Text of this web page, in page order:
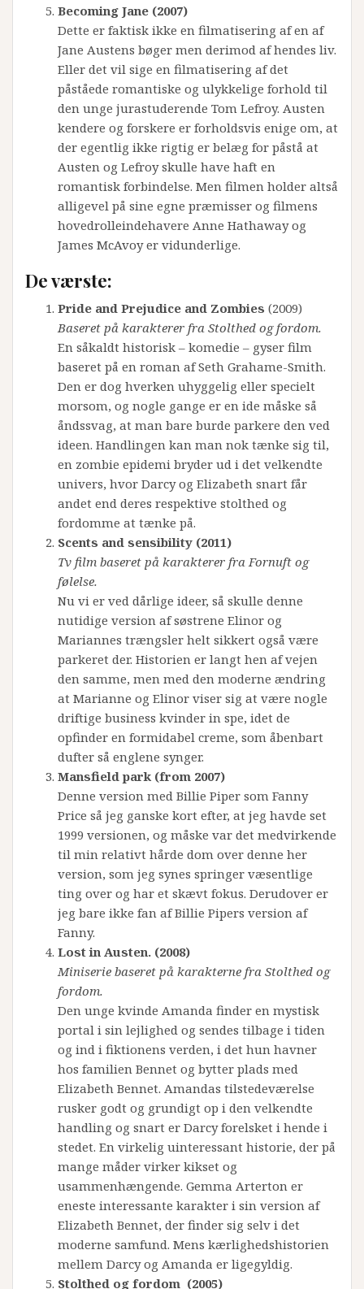
Becoming Jane (2007)
Dette er faktisk ikke en filmatisering af en af
Jane Austens bøger men derimod af hendes liv.
Eller det vil sige en filmatisering af det
påståede romantiske og ulykkelige forhold til
den unge jurastuderende Tom Lefroy. Austen
kendere og forskere er forholdsvis enige om, at
der egentlig ikke rigtig er belæg for påstå at
Austen og Lefroy skulle have haft en
romantisk forbindelse. Men filmen holder altså
alligevel på sine egne præmisser og filmens
hovedrolleindehavere Anne Hathaway og
James McAvoy er vidunderlige.
De værste:
Pride and Prejudice and Zombies (2009)
Baseret på karakterer fra Stolthed og fordom.
En såkaldt historisk – komedie – gyser film
baseret på en roman af Seth Grahame-Smith.
Den er dog hverken uhyggelig eller specielt
morsom, og nogle gange er en ide måske så
åndssvag, at man bare burde parkere den ved
ideen. Handlingen kan man nok tænke sig til,
en zombie epidemi bryder ud i det velkendte
univers, hvor Darcy og Elizabeth snart får
andet end deres respektive stolthed og
fordomme at tænke på.
Scents and sensibility (2011)
Tv film baseret på karakterer fra Fornuft og
følelse.
Nu vi er ved dårlige ideer, så skulle denne
nutidige version af søstrene Elinor og
Mariannes trængsler helt sikkert også være
parkeret der. Historien er langt hen af vejen
den samme, men med den moderne ændring
at Marianne og Elinor viser sig at være nogle
driftige business kvinder in spe, idet de
opfinder en formidabel creme, som åbenbart
dufter så englene synger.
Mansfield park (from 2007)
Denne version med Billie Piper som Fanny
Price så jeg ganske kort efter, at jeg havde set
1999 versionen, og måske var det medvirkende
til min relativt hårde dom over denne her
version, som jeg synes springer væsentlige
ting over og har et skævt fokus. Derudover er
jeg bare ikke fan af Billie Pipers version af
Fanny.
Lost in Austen. (2008)
Miniserie baseret på karakterne fra Stolthed og
fordom.
Den unge kvinde Amanda finder en mystisk
portal i sin lejlighed og sendes tilbage i tiden
og ind i fiktionens verden, i det hun havner
hos familien Bennet og bytter plads med
Elizabeth Bennet. Amandas tilstedeværelse
rusker godt og grundigt op i den velkendte
handling og snart er Darcy forelsket i hende i
stedet. En virkelig uinteressant historie, der på
mange måder virker kikset og
usammenhængende. Gemma Arterton er
eneste interessante karakter i sin version af
Elizabeth Bennet, der finder sig selv i det
moderne samfund. Mens kærlighedshistorien
mellem Darcy og Amanda er ligegyldig.
Stolthed og fordom (2005)